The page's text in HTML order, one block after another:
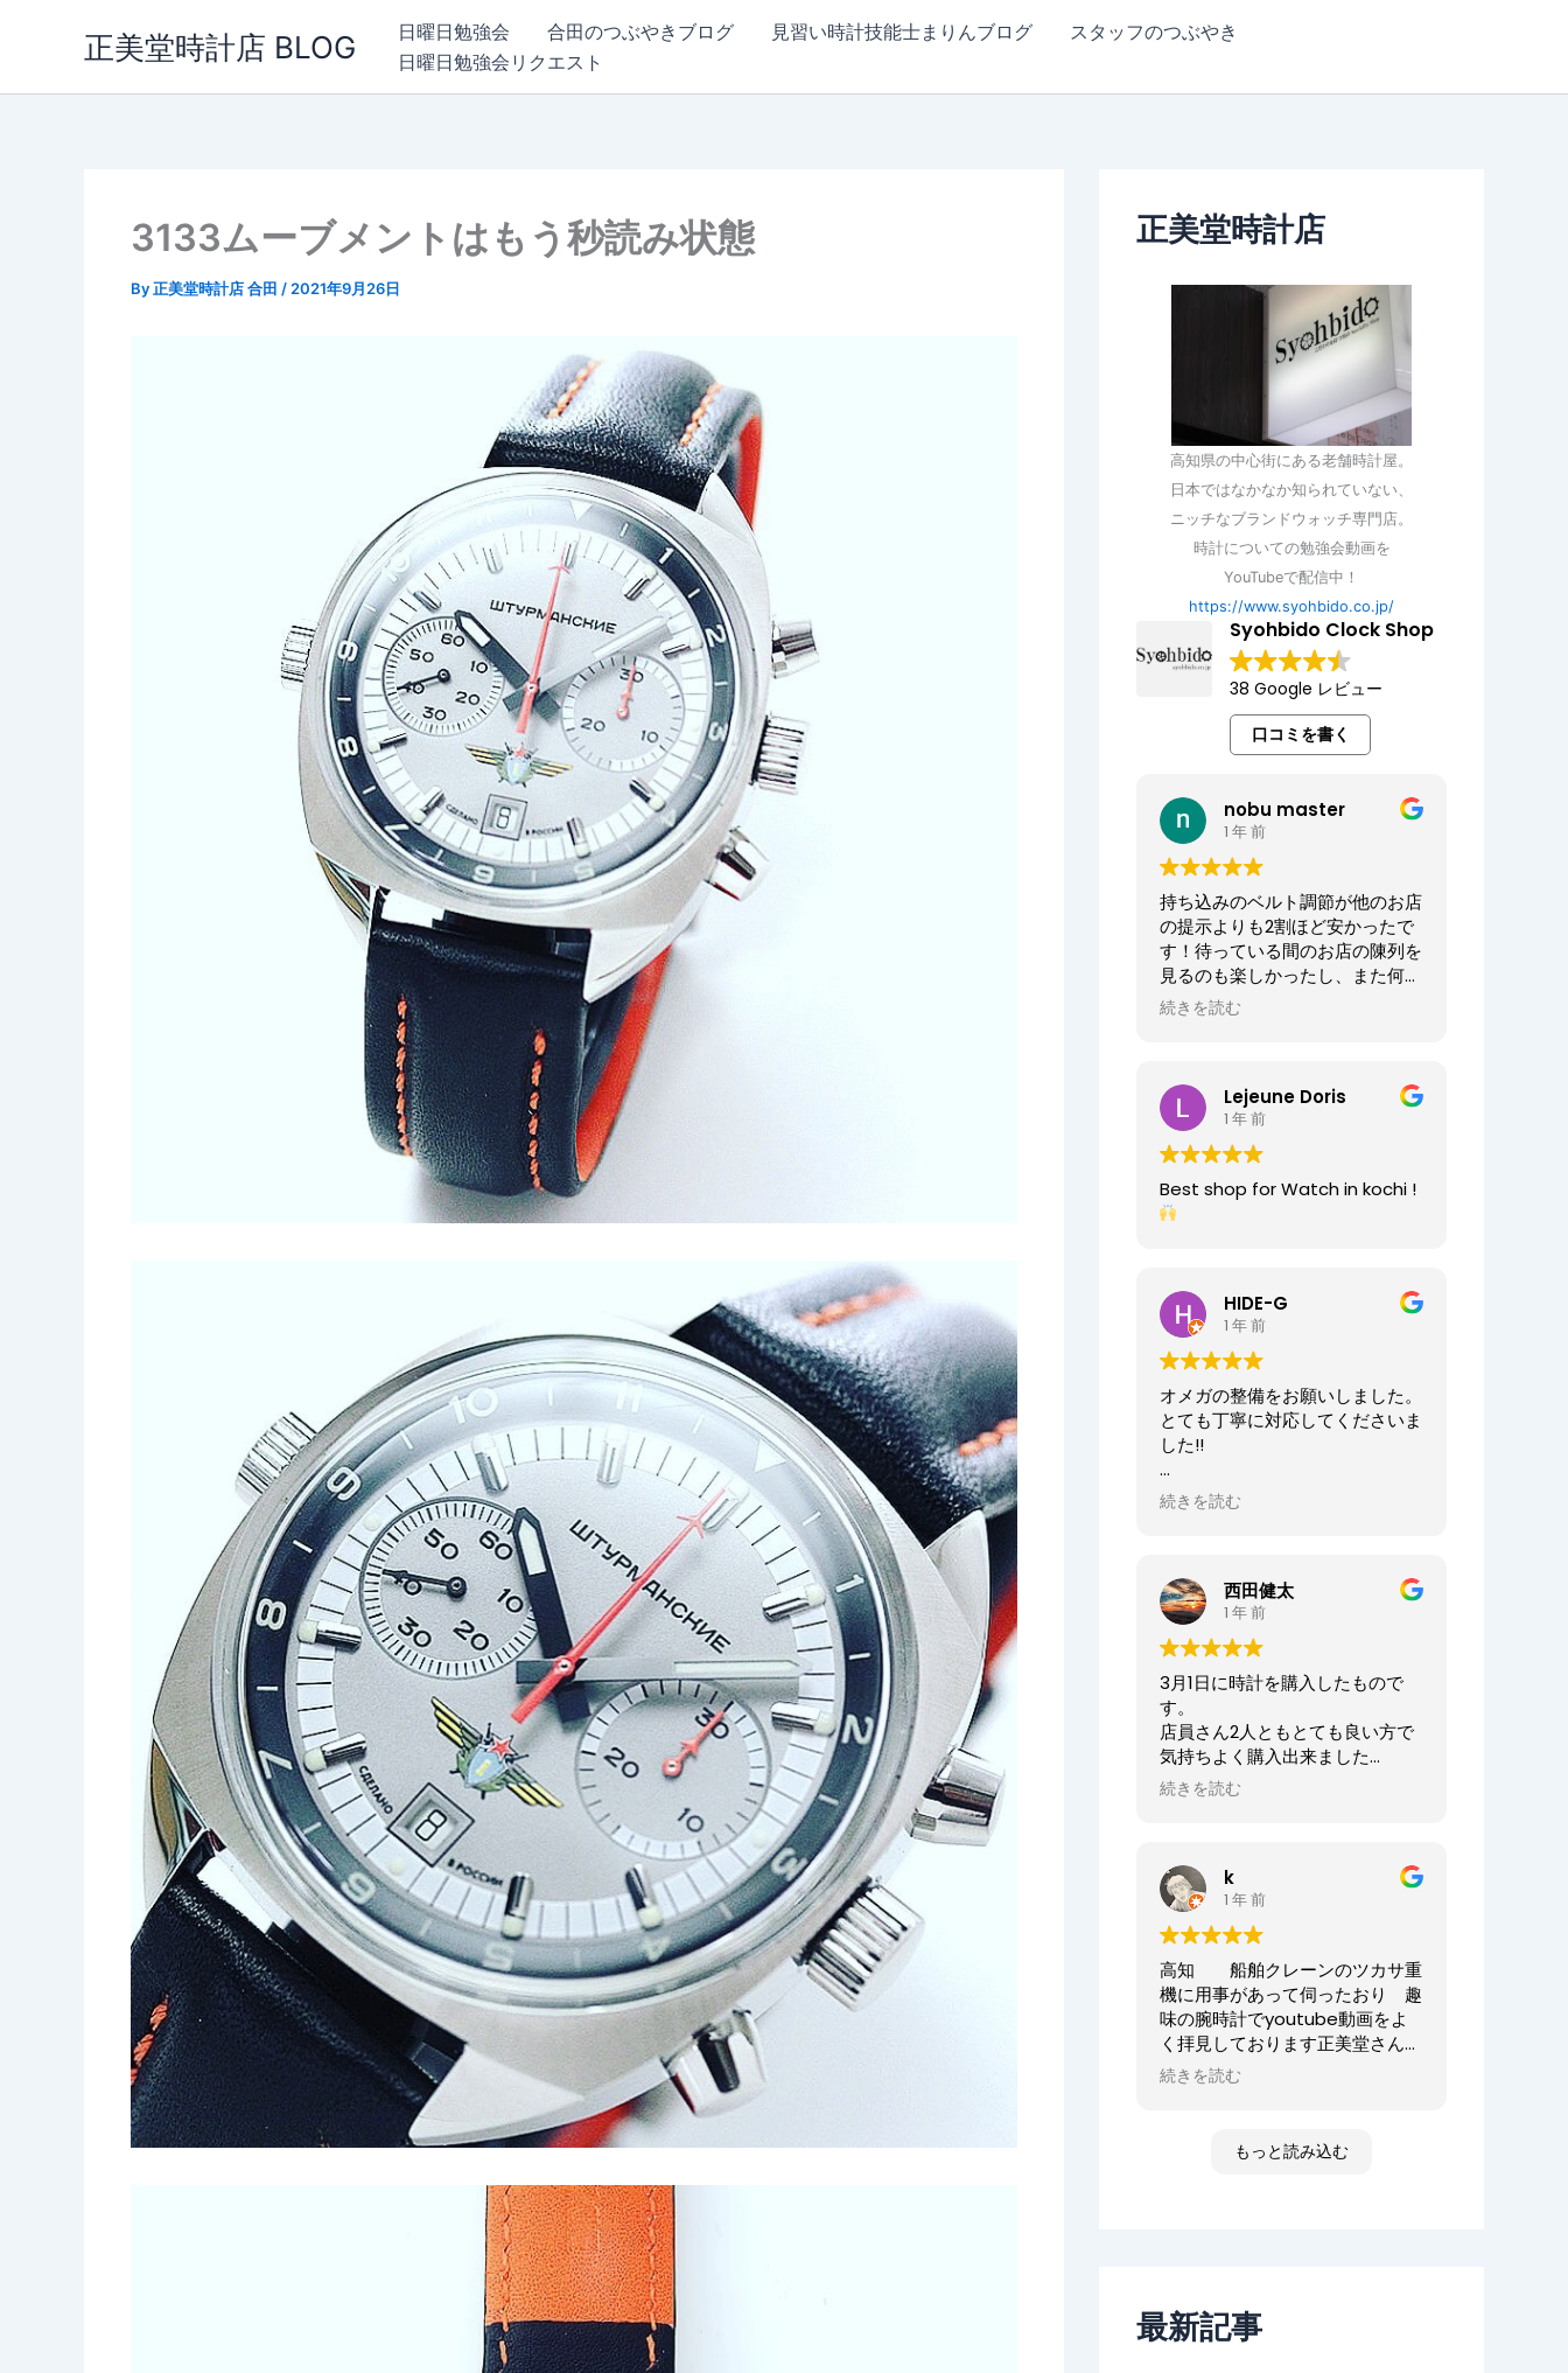
正美堂時計店 BLOG 日曜日勉強会 合田のつぶやきブログ 見習い時計技能士まりんブログ
スタッフのつぶやき
日曜日勉強会リクエスト
3133ムーブメントはもう秒読み状態
By正美堂時計店 合田 / 2021年9月26日
正美堂時計店
高知県の中心街にある老舗時計屋。
日本ではなかなか知られていない、
ニッチなブランドウォッチ専門店。
時計についての勉強会動画を
YouTubeで配信中！
https://www.syohbido.co.jp/
Syohbido Clock Shop
38 Google レビュー
口コミを書く
nobu master
1 年 前
持ち込みのベルト調節が他のお店
の提示よりも2割ほど安かったで
す！待っている間のお店の陳列を
見るのも楽しかったし、また何か
あればお願いしたいお店でした。
た。店員の方が親切なのに加え、
時計がお好きなのが伝わってきま
すし、寄り添った接客をしてくれ
ましたので、買い物が気持ちよく
できました。また、おすすめ通り
交換したベルトもガラッと雰囲気
と仕事がマッチしたご商売は人の
心を豊かにするんだなぁと感じ入
りました。ありがとうございま
す。
オーナーからの返信
先日はベルト調整のご依頼誠にあ
店内も楽しんでいただけて何より
でございます。
ませ。
続きを読む
Lejeune Doris
1 年 前
Best shop for Watch in kochi !
HIDE-G
1 年 前
オメガの整備をお願いしました。
とても丁寧に対応してくださいま
した!!
オーナーからの返信
HIDE-G様
正美堂時計店でございます。
この度は大切な時計の修理をお任
せいただき誠にありがとうござい
ます。
また、嬉しい口コミも誠にありが
とうございます！！
何度も来ていただき申し訳ござい
ませんでした。
ル等、永くお付き合いいただけま
すと幸いです。
どうぞよろしくお願いいたしま
す。
正美堂時計店スタッフ
続きを読む
西田健太
1 年 前
3月1日に時計を購入したもので
す。
店員さん2人ともとても良い方で
気持ちよく購入出来ました
ありがとうございました
この度は数ある時計店の中から当
店へご来店いただき誠にありがと
うございました。
また、嬉しいまで、誠に口コミい
ただきありがとうございます。
大切な時計選びにお立ち会いでき
てとても嬉しかったです
またベルトのサイズが合わなくな
正美堂スタッフ
続きを読む
k
1 年 前
高知 船舶クレーンのツカサ重
機に用事があって伺ったおり 趣
味の腕時計でyoutube動画をよ
く拝見しております正美堂さん
へ 冷やかしで伺ってしまいまし
た ゴメンなさい 小心者ですか
な時間でした
高知 あと何回伺う事があるだ
セイコーのオートクォーツ 褒め
てもらえた！
続きを読む
もっと読み込む
最新記事